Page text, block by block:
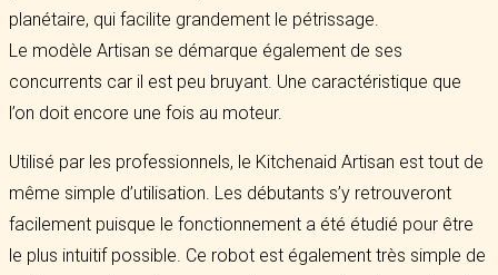
planétaire, qui facilite grandement le pétrissage.
Le modèle Artisan se démarque également de ses
concurrents car il est peu bruyant. Une caractéristique que
l’on doit encore une fois au moteur.
Utilisé par les professionnels, le Kitchenaid Artisan est tout de
même simple d’utilisation. Les débutants s’y retrouveront
facilement puisque le fonctionnement a été étudié pour être
le plus intuitif possible. Ce robot est également très simple de